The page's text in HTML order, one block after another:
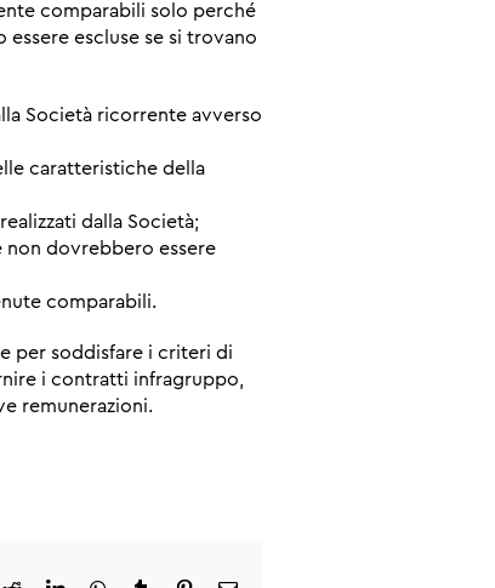
comparabili solo perché
escluse se si trovano
Società ricorrente avverso
caratteristiche della
dalla Società;
dovrebbero essere
comparabili.
per soddisfare i criteri di
i contratti infragruppo,
remunerazioni.